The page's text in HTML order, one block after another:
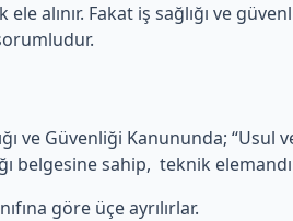
alınır. Fakat iş sağlığı ve
ve Güvenliği Kanununda;
sahip, teknik
göre üçe ayrılırlar.